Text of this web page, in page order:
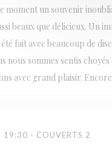
moment un souvenir
beaux que délicieux. Un
fait avec beaucoup de
nous sommes sentis
avec grand plaisir. Encore
19:30 - COUVERTS 2